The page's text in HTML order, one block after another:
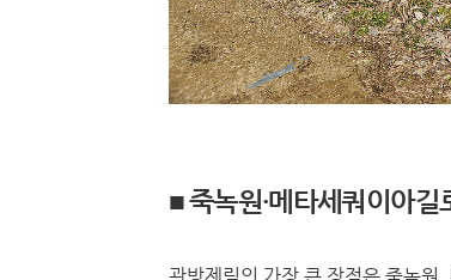
■ 죽녹원·메타세쿼이아